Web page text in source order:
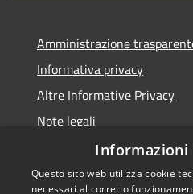
Amministrazione
Informativa privacy
Altre Informative Privacy
Note legali
Dichiarazione di accessibilità
Informazioni
Questo sito web utilizza cookie
necessari al corretto